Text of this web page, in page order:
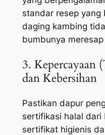
standar resep yang
daging kambing
bumbunya
3. Kepercayaan
dan Kebersihan
Pastikan dapur
sertifikasi halal dari
sertifikat higienis